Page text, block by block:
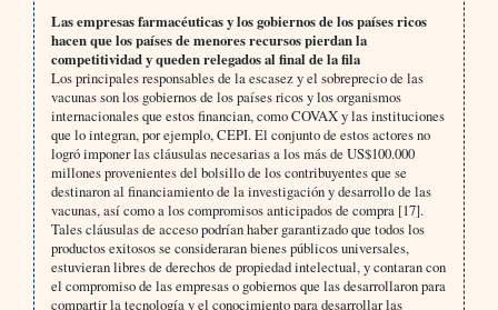
Las empresas farmacéuticas y los gobiernos de los países ricos
hacen que los países de menores recursos pierdan la
competitividad y queden relegados al final de la fila
Los principales responsables de la escasez y el sobreprecio de las
vacunas son los gobiernos de los países ricos y los organismos
internacionales que estos financian, como COVAX y las instituciones
que lo integran, por ejemplo, CEPI. El conjunto de estos actores no
logró imponer las cláusulas necesarias a los más de US$100.000
millones provenientes del bolsillo de los contribuyentes que se
destinaron al financiamiento de la investigación y desarrollo de las
vacunas, así como a los compromisos anticipados de compra [17].
Tales cláusulas de acceso podrían haber garantizado que todos los
productos exitosos se consideraran bienes públicos universales,
estuvieran libres de derechos de propiedad intelectual, y contaran con
el compromiso de las empresas o gobiernos que las desarrollaron para
compartir la tecnología y el conocimiento para desarrollar las